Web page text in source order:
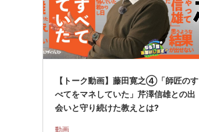
【トーク動画】藤田寛之④「師匠のす
べてをマネしていた」芹澤信雄との出
会いと守り続けた教えとは?
動画